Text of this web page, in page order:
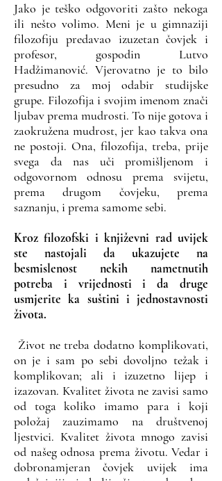
Jako je teško odgovoriti zašto nekoga
ili nešto volimo. Meni je u gimnaziji
filozofiju predavao izuzetan čovjek i
profesor, gospodin Lutvo
Hadžimanović. Vjerovatno je to bilo
presudno za moj odabir studijske
grupe. Filozofija i svojim imenom znači
ljubav prema mudrosti. To nije gotova i
zaokružena mudrost, jer kao takva ona
ne postoji. Ona, filozofija, treba, prije
svega da nas uči promišljenom i
odgovornom odnosu prema svijetu,
prema drugom čovjeku, prema
saznanju, i prema samome sebi.
Kroz filozofski i književni rad uvijek
ste nastojali da ukazujete na
besmislenost nekih nametnutih
potreba i vrijednosti i da druge
usmjerite ka suštini i jednostavnosti
života.
Život ne treba dodatno komplikovati,
on je i sam po sebi dovoljno težak i
komplikovan; ali i izuzetno lijep i
izazovan. Kvalitet života ne zavisi samo
od toga koliko imamo para i koji
položaj zauzimamo na društvenoj
ljestvici. Kvalitet života mnogo zavisi
od našeg odnosa prema životu. Vedar i
dobronamjeran čovjek uvijek ima